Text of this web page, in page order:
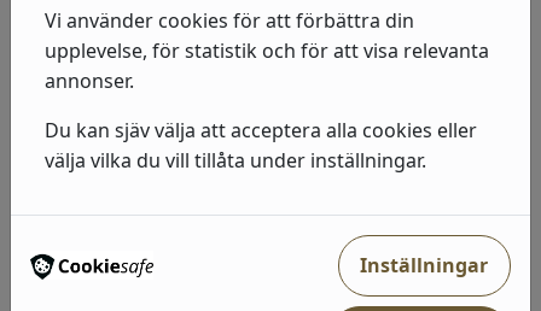
(939521) Grå, Neutral, Sten, betong & trä
492kr
Industri 2
(428223) Guld, Geometriska & Grafiska
492kr I lager: 2-7 arbetsdagar
Vi använder cookies för att förbättra din
upplevelse, för statistik och för att visa relevanta
annonser.
Du kan sjäv välja att acceptera alla cookies eller
välja vilka du vill tillåta under inställningar.
Inställningar